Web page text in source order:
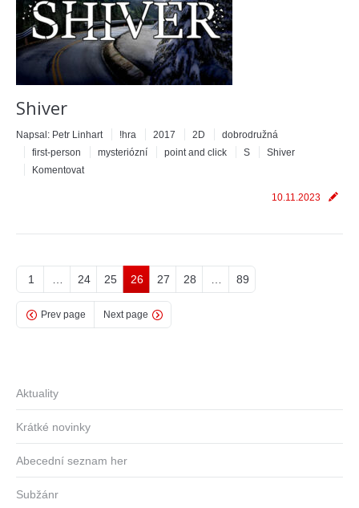
Shiver
Napsal: Petr Linhart !hra 2017 2D
dobrodružná
first-person
mysteriózní point and click S
Shiver
Komentovat
10.11.2023
1 24 25 26 27 28 89
Prev page Next page
Aktuality
Krátké novinky
Abecední seznam her
Subžánr